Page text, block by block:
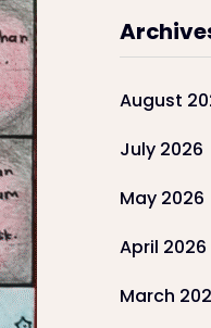
August
July 2026
May 2026
April 2026
March